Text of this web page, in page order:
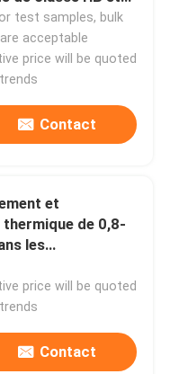
aux chocs
test samples, bulk
acceptable
price will be quoted
Contact
et
de 0,8-
les
EE Core Series
price will be quoted
Contact